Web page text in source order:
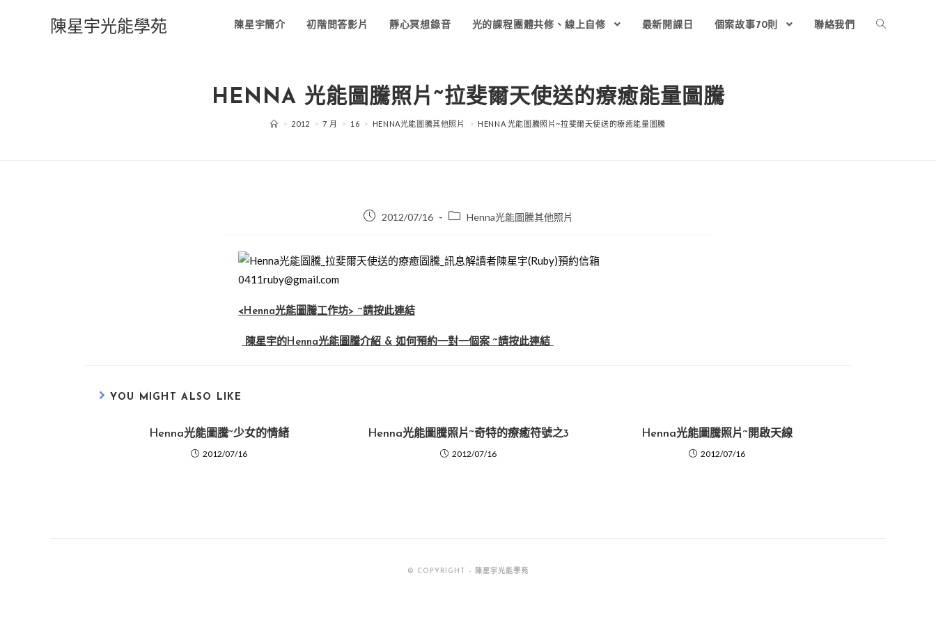
陳星宇光能學苑 陳星宇簡介 初階問答影片 靜心冥想錄音 光的課程團體共修、線上自修 最新開課日 個案故事70則 聯絡我們
HENNA 光能圖騰照片~拉斐爾天使送的療癒能量圖騰
> 2012 > 7 月 > 16 > HENNA光能圖騰其他照片 > HENNA 光能圖騰照片~拉斐爾天使送的療癒能量圖騰
Post2012/07/16
PostHenna光能圖騰其他照片
<Henna光能圖騰工作坊> ~請按此連結
陳星宇的Henna光能圖騰介紹 & 如何預約一對一個案 ~請按此連結
YOU MIGHT ALSO LIKE
Henna光能圖騰~少女的情緒
2012/07/16
Henna光能圖騰照片~奇特的療癒符號之3
2012/07/16
Henna光能圖騰照片~開啟天線
2012/07/16
© COPYRIGHT - 陳星宇光能學苑